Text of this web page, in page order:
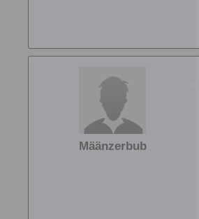
Määnzerbub